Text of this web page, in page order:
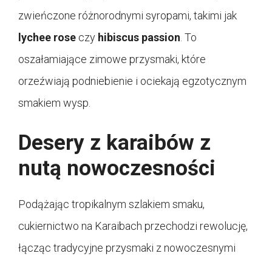
zwieńczone różnorodnymi syropami, takimi jak
lychee rose czy hibiscus passion . To
oszałamiające zimowe przysmaki, które
orzeźwiają podniebienie i ociekają egzotycznym
smakiem wysp.
Desery z karaibów z
nutą nowoczesności
Podążając tropikalnym szlakiem smaku,
cukiernictwo na Karaibach przechodzi rewolucję,
łącząc tradycyjne przysmaki z nowoczesnymi